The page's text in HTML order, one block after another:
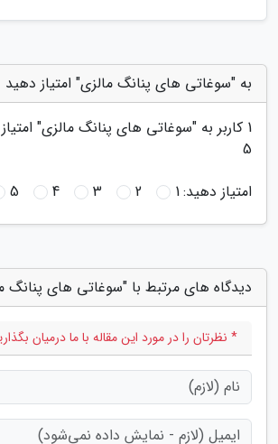
به "سوغاتی های پنانگ مالزی" امتیاز دهید
1 کاربر به "سوغاتی های پنانگ مالزی"
5
امتیاز دهید:1
2
3
4
5
دیدگاه های مرتبط با "سوغاتی های پنانگ
* نظرتان را در مورد این مقاله با ما درمیان